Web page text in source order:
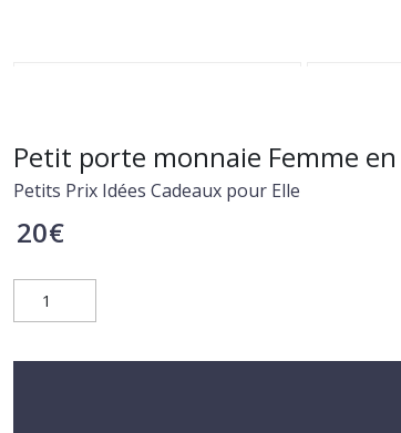
Petit porte monnaie Femme en
Petits Prix Idées Cadeaux pour Elle
20€